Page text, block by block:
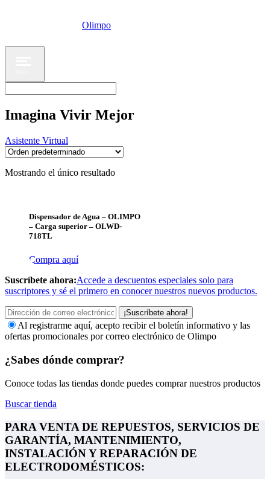
Olimpo
Imagina Vivir Mejor
Asistente Virtual
Mostrando el único resultado
Dispensador de Agua – OLIMPO
– Carga superior – OLWD-
718TL
Compra aquí
Suscríbete ahora:Accede a descuentos especiales solo para
suscriptores y sé el primero en conocer nuestros nuevos productos.
¡Suscríbete ahora!
Al registrarme aquí, acepto recibir el boletín informativo y las
ofertas promocionales por correo electrónico de Olimpo
¿Sabes dónde comprar?
Conoce todas las tiendas donde puedes comprar nuestros productos
Buscar tienda
PARA VENTA DE REPUESTOS, SERVICIOS DE
GARANTÍA, MANTENIMIENTO,
INSTALACIÓN Y REPARACIÓN DE
ELECTRODOMÉSTICOS: